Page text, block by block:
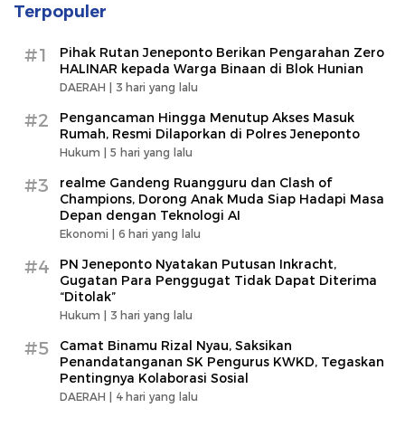
Terpopuler
#1
Pihak Rutan Jeneponto Berikan Pengarahan Zero
HALINAR kepada Warga Binaan di Blok Hunian
DAERAH | 3 hari yang lalu
#2
Pengancaman Hingga Menutup Akses Masuk
Rumah, Resmi Dilaporkan di Polres Jeneponto
Hukum | 5 hari yang lalu
#3
realme Gandeng Ruangguru dan Clash of
Champions, Dorong Anak Muda Siap Hadapi Masa
Depan dengan Teknologi AI
Ekonomi | 6 hari yang lalu
#4
PN Jeneponto Nyatakan Putusan Inkracht,
Gugatan Para Penggugat Tidak Dapat Diterima
“Ditolak”
Hukum | 3 hari yang lalu
#5
Camat Binamu Rizal Nyau, Saksikan
Penandatanganan SK Pengurus KWKD, Tegaskan
Pentingnya Kolaborasi Sosial
DAERAH | 4 hari yang lalu